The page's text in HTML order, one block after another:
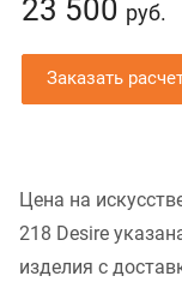
23 500 руб.
Заказать
Цена на
218 Desire
изделия с